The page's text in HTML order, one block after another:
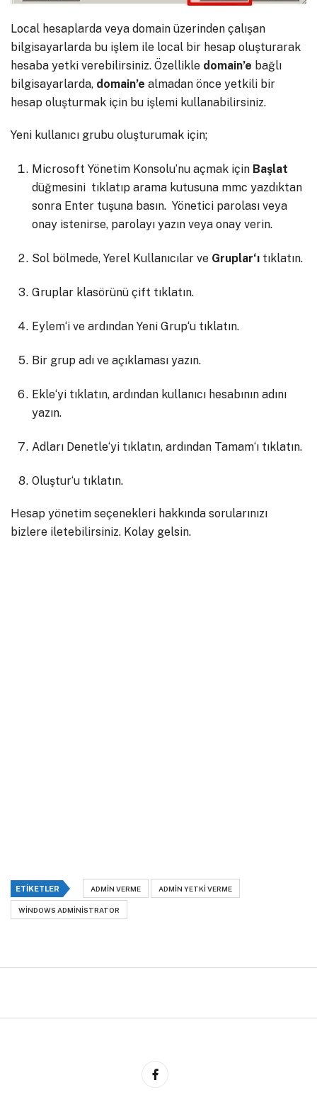
Local hesaplarda veya domain üzerinden çalışan
bilgisayarlarda bu işlem ile local bir hesap oluşturarak
hesaba yetki verebilirsiniz. Özellikle domain’e bağlı
bilgisayarlarda, domain’e almadan önce yetkili bir
hesap oluşturmak için bu işlemi kullanabilirsiniz.
Yeni kullanıcı grubu oluşturumak için;
Microsoft Yönetim Konsolu’nu açmak için Başlat
düğmesini tıklatıp arama kutusuna mmc yazdıktan
sonra Enter tuşuna basın. Yönetici parolası veya
onay istenirse, parolayı yazın veya onay verin.
Sol bölmede, Yerel Kullanıcılar ve Gruplar‘ı tıklatın.
Gruplar klasörünü çift tıklatın.
Eylem‘i ve ardından Yeni Grup‘u tıklatın.
Bir grup adı ve açıklaması yazın.
Ekle‘yi tıklatın, ardından kullanıcı hesabının adını
yazın.
Adları Denetle‘yi tıklatın, ardından Tamam‘ı tıklatın.
Oluştur‘u tıklatın.
Hesap yönetim seçenekleri hakkında sorularınızı
bizlere iletebilirsiniz. Kolay gelsin.
ETIKETLER ADMIN VERME ADMIN YETKI VERME
WINDOWS ADMINISTRATOR